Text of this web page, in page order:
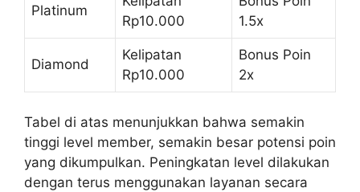
Platinum
Rp10.000
1.5x
Diamond
Kelipatan
Rp10.000
Bonus Poin
2x
Tabel di atas menunjukkan bahwa semakin
tinggi level member, semakin besar potensi poin
yang dikumpulkan. Peningkatan level dilakukan
dengan terus menggunakan layanan secara